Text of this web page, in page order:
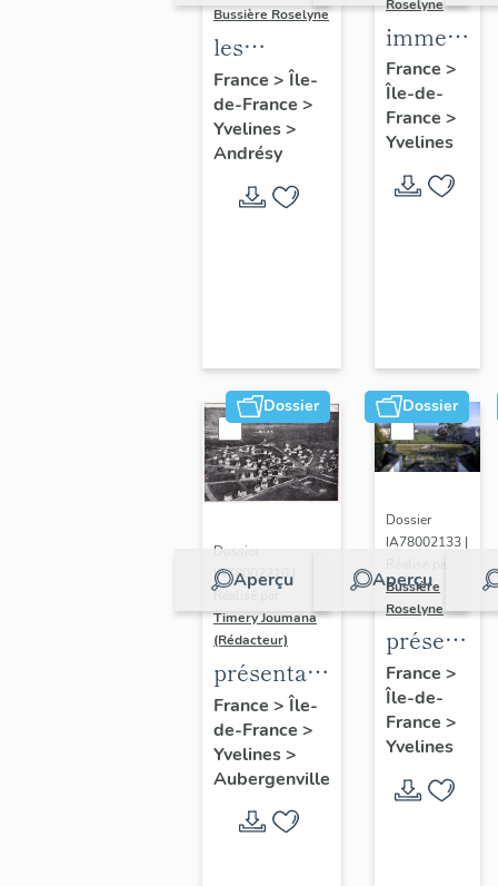
Bussière Roselyne
les
immeubles,
maisons et
fermes du
canton
d'Andrésy
France > Île-
de-France >
Yvelines>
Andrésy
Roselyne
maisons,
fermes
France >
Île-de-
France >
Yvelines
Dossier
Aperçu
Dossier
IA78002210 |
Réalisé par
Timery Joumana
(Rédacteur)
présentation
de l'étude
d'Elisabethville
France > Île-
de-France >
Yvelines>
Aubergenville
Dossier
Aperçu
Dossier
IA78002133 |
Bussière
Roselyne
du
diagnostic
et
France >
Île-de-
France >
Yvelines